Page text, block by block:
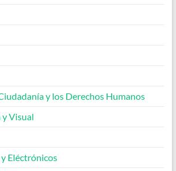
y los Derechos Humanos
y Visual
Eléctrónicos